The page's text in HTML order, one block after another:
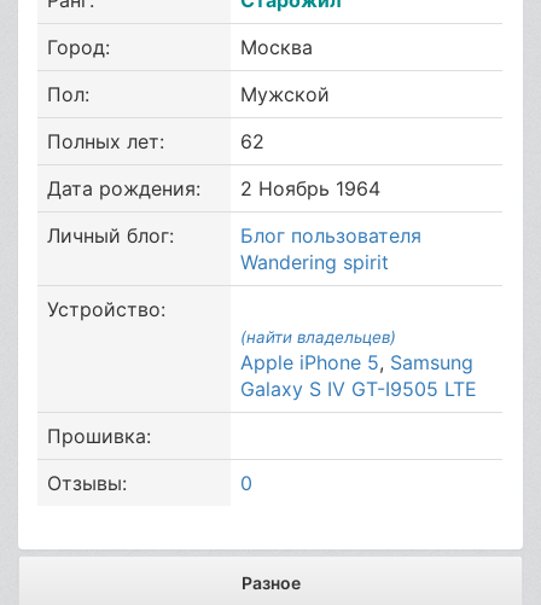
Город:
Москва
Пол:
Мужской
Полных лет:
62
Дата рождения:
2 Ноябрь 1964
Личный блог:
Блог пользователя
Wandering spirit
Устройство:
(найти владельцев)
Apple iPhone 5, Samsung
Galaxy S IV GT-I9505 LTE
Прошивка:
Отзывы:
0
Разное